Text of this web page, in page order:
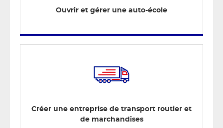
Ouvrir et gérer une auto-école
Créer une entreprise de transport routier et
de marchandises